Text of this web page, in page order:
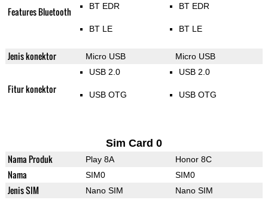
Features Bluetooth BT EDR
BT LE
BT EDR
BT LE
Jenis konektor Micro USB Micro USB
Fitur konektor
USB 2.0
USB OTG
USB 2.0
USB OTG
Sim Card 0
Nama Produk Play 8A Honor 8C
Nama SIM0 SIM0
Jenis SIM Nano SIM Nano SIM